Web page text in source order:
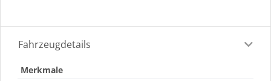
Fahrzeugdetails
Merkmale